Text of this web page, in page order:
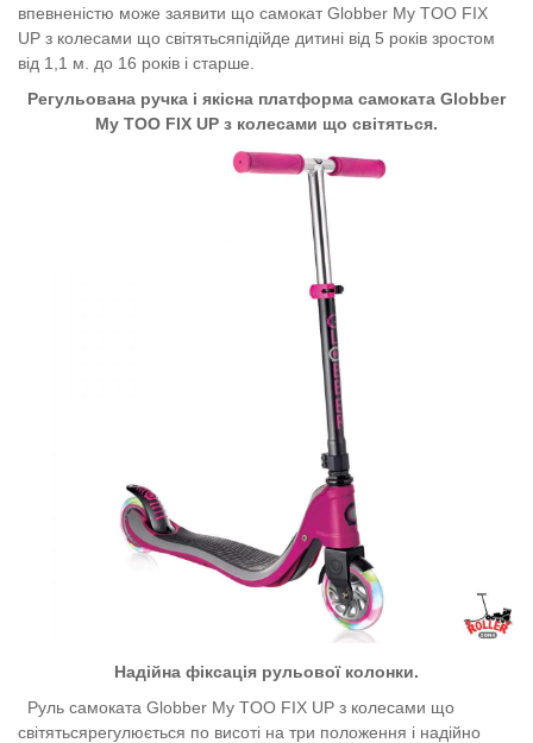
впевненістю може заявити що самокатGlobber My TOO FIX
UP з колесами що світятьсяпідійде дитині від 5 років зростом
від 1,1 м. до 16 років і старше.
Регульована ручка і якісна платформа самоката Globber
My TOO FIX UP з колесами що світяться.
Надійна фіксація рульової колонки.
Руль самоката Globber My TOO FIX UP з колесами що
світятьсярегулюється по висоті на три положення і надійно